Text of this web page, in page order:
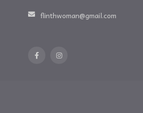
flinthwoman@gmail.com